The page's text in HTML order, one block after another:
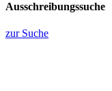
Ausschreibungssuche
zur Suche